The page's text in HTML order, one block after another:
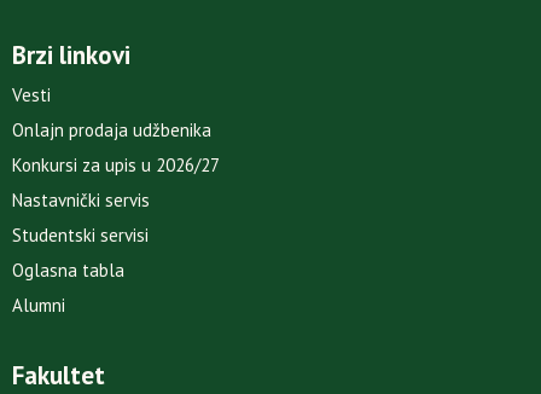
Brzi linkovi
Vesti
Onlajn prodaja udžbenika
Konkursi za upis u 2026/27
Nastavnički servis
Studentski servisi
Oglasna tabla
Alumni
Fakultet